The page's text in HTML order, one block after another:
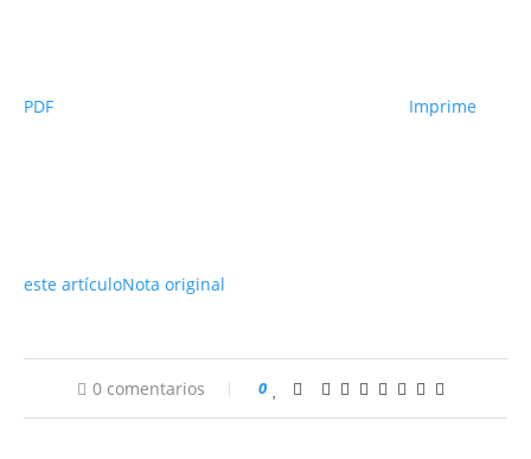
PDF Imprime
este artículoNota original
0 comentarios 0